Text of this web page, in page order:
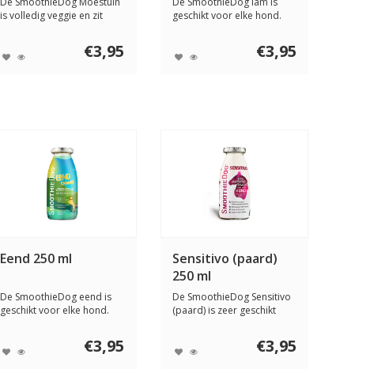
is volledig veggie en zit
€3,95
geschikt voor elke hond.
€3,95
Eend 250 ml
De SmoothieDog eend is
geschikt voor elke hond.
€3,95
Sensitivo (paard)
250 ml
De SmoothieDog Sensitivo
(paard) is zeer geschikt
€3,95